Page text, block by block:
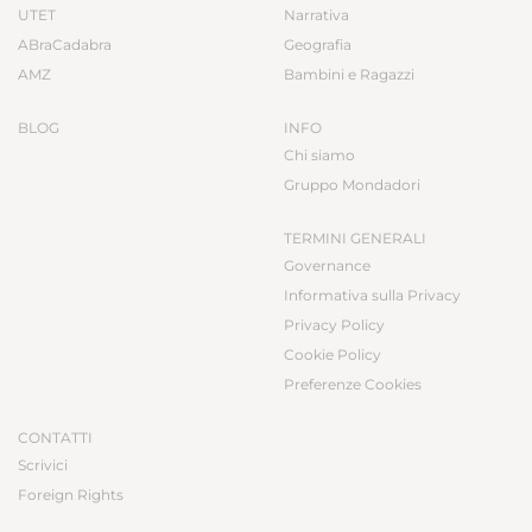
UTET
ABraCadabra
AMZ
BLOG
Narrativa
Geografia
Bambini e Ragazzi
INFO
Chi siamo
Gruppo Mondadori
TERMINI GENERALI
Governance
Informativa sulla Privacy
Privacy Policy
Cookie Policy
Preferenze Cookies
CONTATTI
Scrivici
Foreign Rights